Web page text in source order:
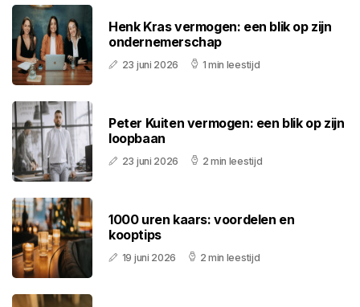
Henk Kras vermogen: een blik op zijn
ondernemerschap
23 juni 2026 1 min leestijd
Peter Kuiten vermogen: een blik op zijn
loopbaan
23 juni 2026 2 min leestijd
1000 uren kaars: voordelen en
kooptips
19 juni 2026 2 min leestijd